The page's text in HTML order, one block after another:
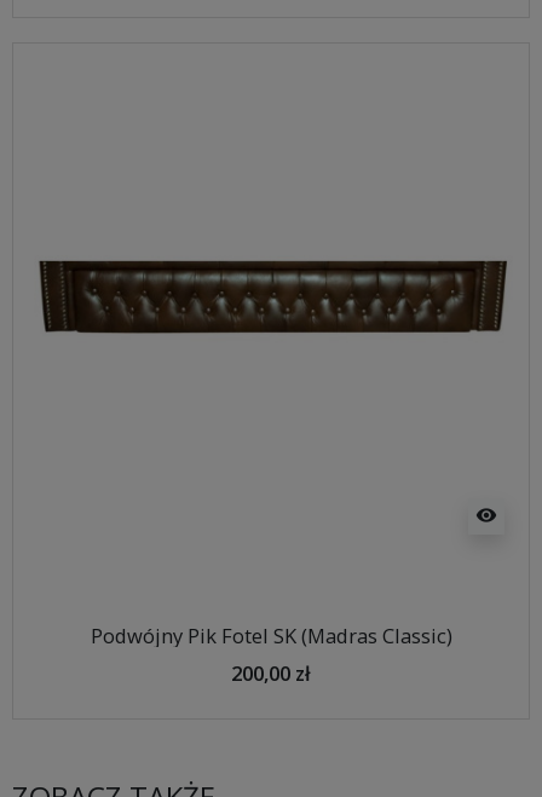
visibility
Podwójny Pik Fotel SK (Madras Classic)
200,00 zł